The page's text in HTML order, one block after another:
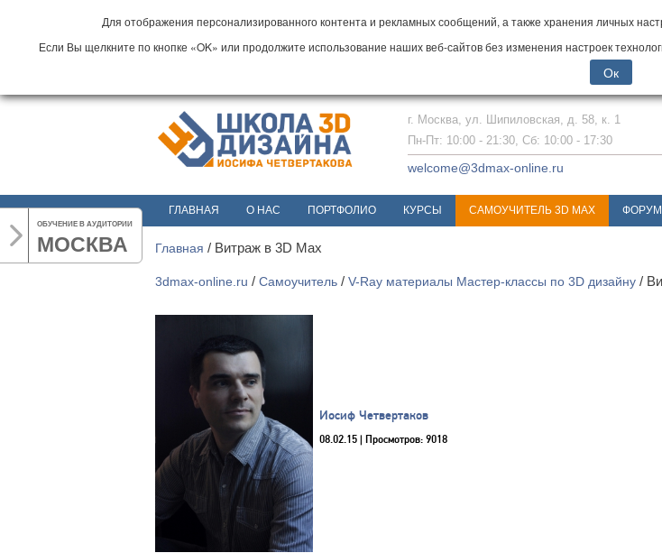
Для отображения персонализированного контента и рекламных сообщений, а также хранения личных
Если Вы щелкните по кнопке «OK» или продолжите использование наших веб-сайтов без изменения настроек
Ок
г. Москва, ул. Шипиловская, д. 58, к. 1
Пн-Пт: 10:00 - 21:30, Сб: 10:00 - 17:30
welcome@3dmax-online.ru
ГЛАВНАЯ О НАС ПОРТФОЛИО КУРСЫ САМОУЧИТЕЛЬ 3D MAX ФОРУМ
Главная / Витраж в 3D Max
3dmax-online.ru / Самоучитель / V-Ray материалы Мастер-классы по 3D дизайну /
Иосиф Четвертаков
08.02.15 | Просмотров: 9018
ОБУЧЕНИЕ В АУДИТОРИИ
МОСКВА